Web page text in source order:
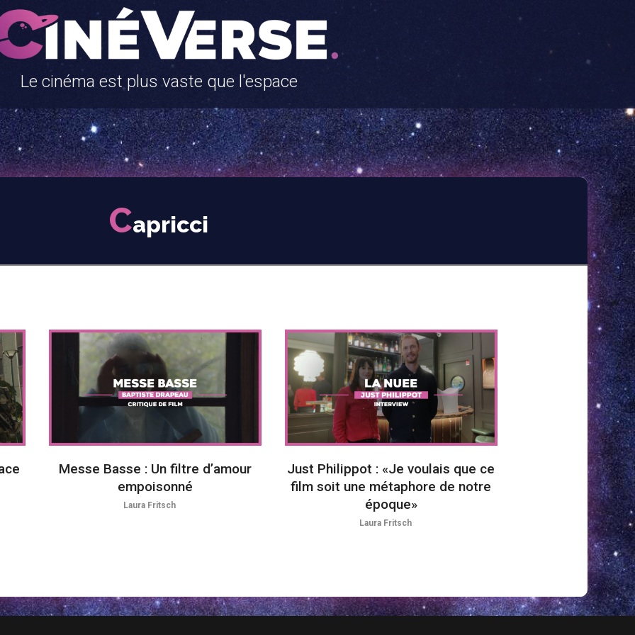
Le cinéma est plus vaste que l'espace
Capricci
Messe Basse : Un filtre d’amour
empoisonné
Laura Fritsch
Just Philippot : «Je voulais que ce
film soit une métaphore de notre
époque»
Laura Fritsch